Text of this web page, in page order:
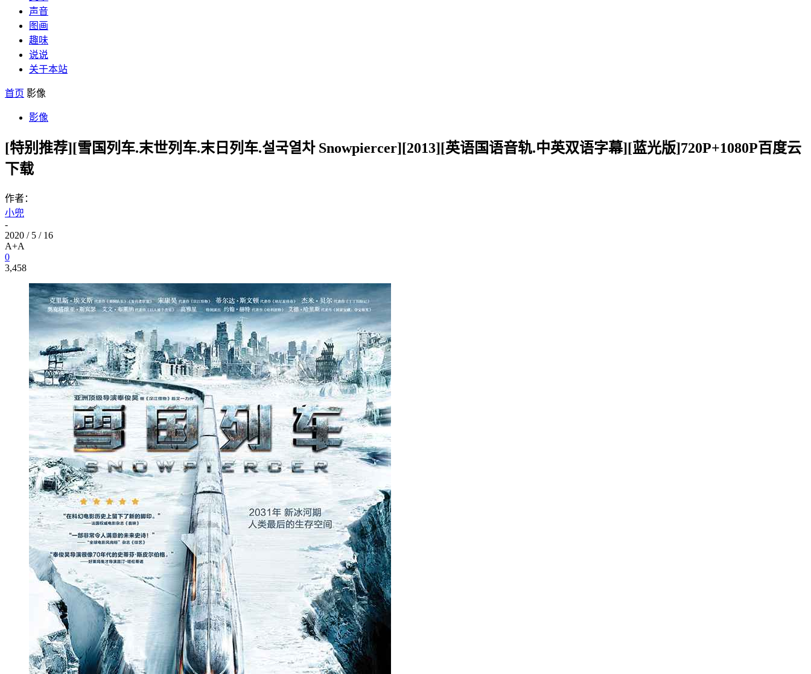
声音
图画
趣味
说说
关于本站
首页 影像
影像
[特别推荐][雪国列车.末世列车.末日列车.설국열차 Snowpiercer][2013][英语国语音轨.中英双语字幕][蓝光版]720P+1080P百度云
下载
作者：
小兜
-
2020 / 5 / 16
A+A
0
3,458